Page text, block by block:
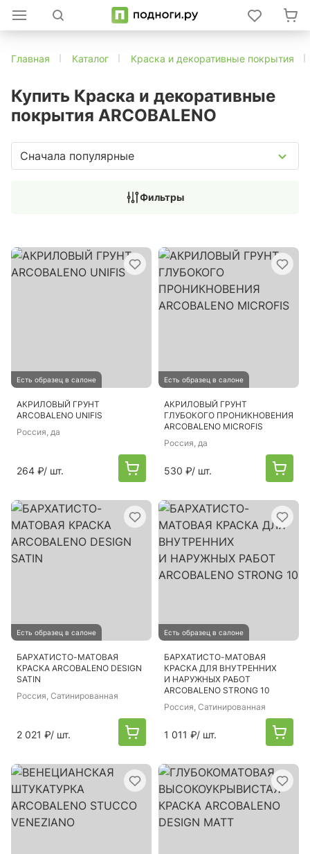
Главная Каталог Краска и декоративные покрытия
Купить Краска и декоративные
покрытия ARCOBALENO
Сначала популярные
Фильтры
Есть образец в салоне
АКРИЛОВЫЙ ГРУНТ
ARCOBALENO UNIFIS
Россия, да
264 ₽/ шт.
Есть образец в салоне
АКРИЛОВЫЙ ГРУНТ
ГЛУБОКОГО ПРОНИКНОВЕНИЯ
ARCOBALENO MICROFIS
Россия, да
530 ₽/ шт.
Есть образец в салоне
БАРХАТИСТО-МАТОВАЯ
КРАСКА ARCOBALENO DESIGN
SATIN
Россия, Сатинированная
2 021 ₽/ шт.
Есть образец в салоне
БАРХАТИСТО-МАТОВАЯ
КРАСКА ДЛЯ ВНУТРЕННИХ
И НАРУЖНЫХ РАБОТ
ARCOBALENO STRONG 10
Россия, Сатинированная
1 011 ₽/ шт.